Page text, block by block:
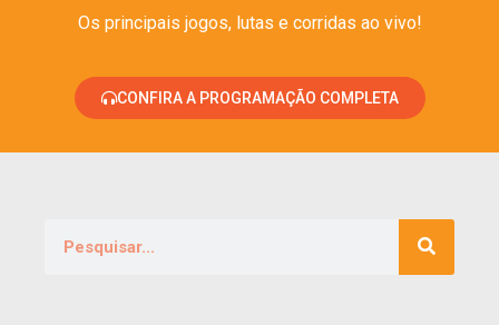
Os principais jogos, lutas e corridas ao vivo!
CONFIRA A PROGRAMAÇÃO COMPLETA